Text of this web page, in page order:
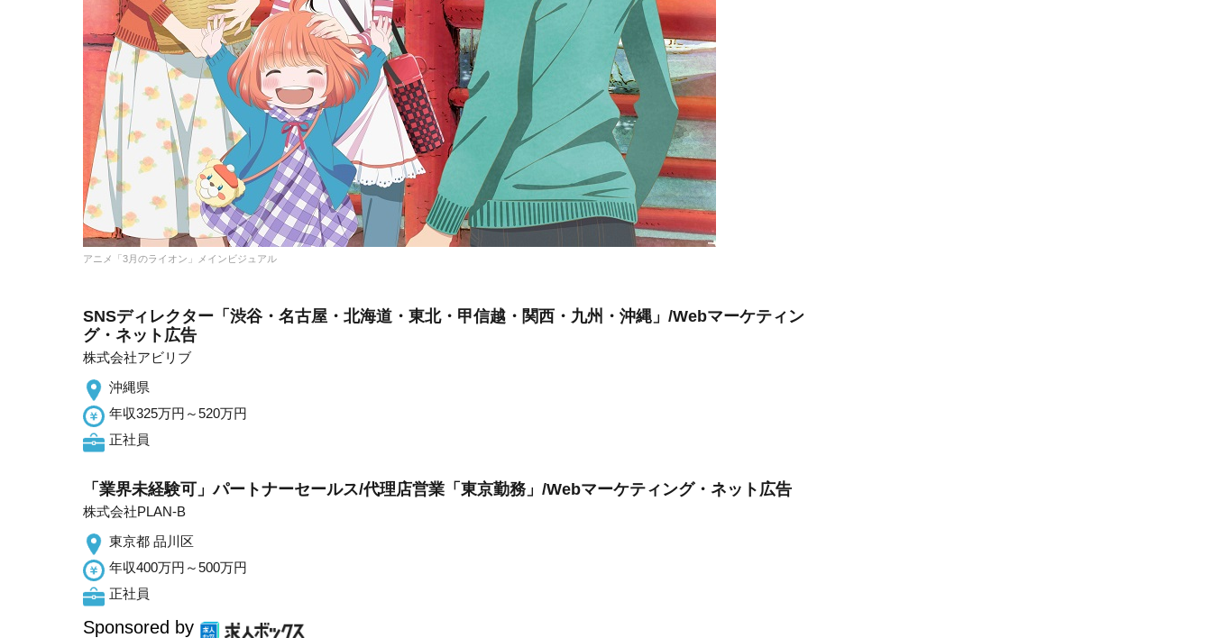
アニメ「3月のライオン」メインビジュアル
SNSディレクター「渋谷・名古屋・北海道・東北・甲信越・関西・九州・沖縄」/Webマーケティン
グ・ネット広告
株式会社アビリブ
沖縄県
年収325万円～520万円
正社員
「業界未経験可」パートナーセールス/代理店営業「東京勤務」/Webマーケティング・ネット広告
株式会社PLAN-B
東京都 品川区
年収400万円～500万円
正社員
Sponsored by